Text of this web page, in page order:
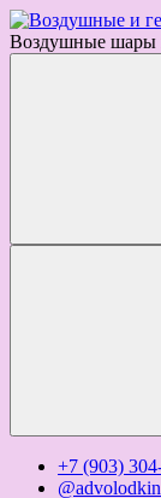
Воздушные шары
+7 (903)